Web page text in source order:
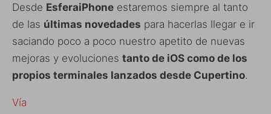
Desde EsferaiPhone estaremos siempre al tanto
de las últimas novedades para hacerlas llegar e ir
saciando poco a poco nuestro apetito de nuevas
mejoras y evoluciones tanto de iOS como de los
propios terminales lanzados desde Cupertino.
Vía